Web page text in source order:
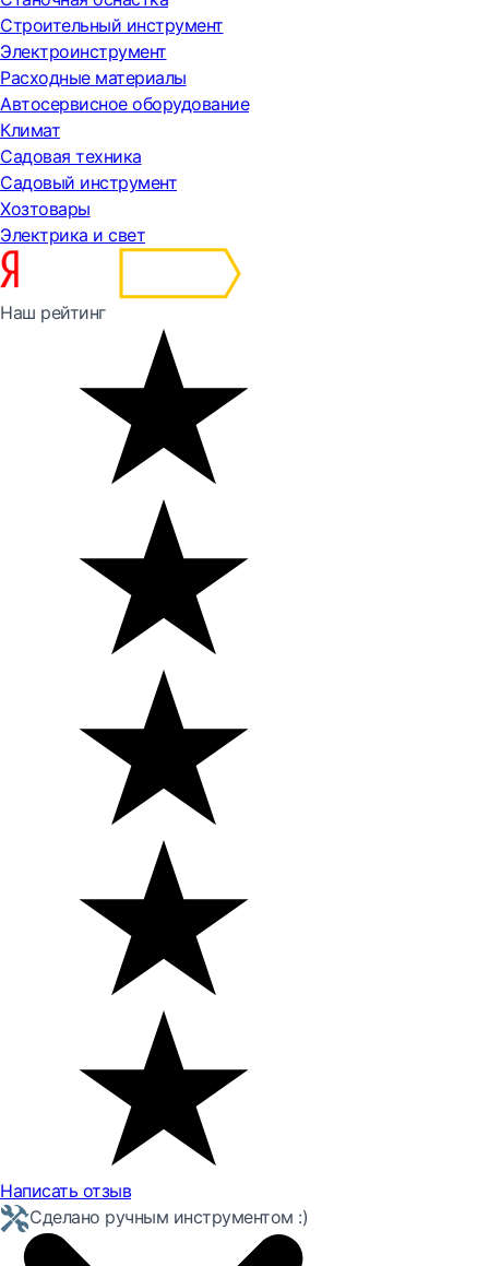
Строительный инструмент
Электроинструмент
Расходные материалы
Автосервисное оборудование
Климат
Садовая техника
Садовый инструмент
Хозтовары
Электрика и свет
Наш рейтинг
Написать отзыв
Сделано ручным инструментом :)